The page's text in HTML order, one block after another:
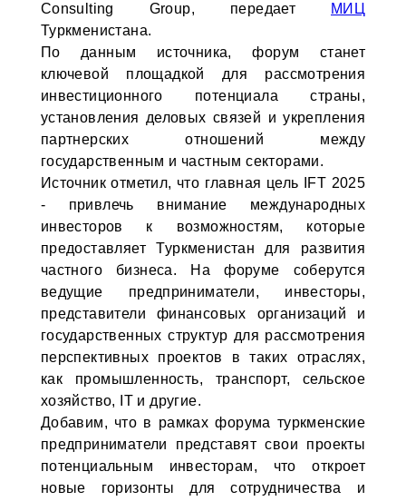
Consulting Group, передает
МИЦ
Туркменистана.
По данным источника, форум станет
ключевой площадкой для рассмотрения
инвестиционного потенциала страны,
установления деловых связей и укрепления
партнерских отношений между
государственным и частным секторами.
Источник отметил, что главная цель IFT 2025
- привлечь внимание международных
инвесторов к возможностям, которые
предоставляет Туркменистан для развития
частного бизнеса. На форуме соберутся
ведущие предприниматели, инвесторы,
представители финансовых организаций и
государственных структур для рассмотрения
перспективных проектов в таких отраслях,
как промышленность, транспорт, сельское
хозяйство, IT и другие.
Добавим, что в рамках форума туркменские
предприниматели представят свои проекты
потенциальным инвесторам, что откроет
новые горизонты для сотрудничества и